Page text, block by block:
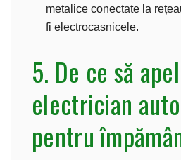
metalice conectate la
fi electrocasnicele.
5. De ce să
electrician
pentru